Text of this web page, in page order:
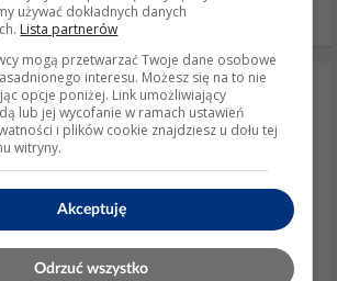
41472
90KM - spalanie 9-
temperatura 70-80*C,
do turbo, slychac "świst" . Ale to dosc
Spróbuję go podłączyć pod pp2000
Dodano po 47 Wg. Nawigacji Google
licznik
Kiedyś był podpięty pod luncha chyba I
przez to ? Temp max jaka lapie to 75-
używać dokładnych danych
Lista partnerów
mogą przetwarzać Twoje dane osobowe
interesu. Możesz się na to nie
opcje poniżej. Link umożliwiający
lub jej wycofanie w ramach ustawień
i plików cookie znajdziesz u dołu tej
witryny.
Akceptuję
Odrzuć wszystko